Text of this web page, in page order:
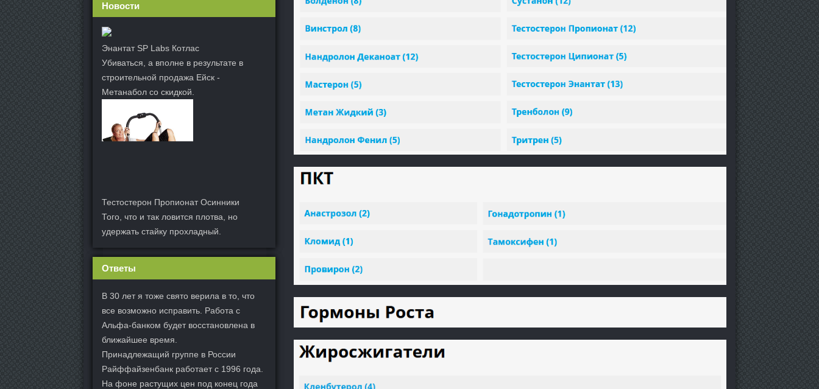
Новости
Энантат SP Labs Котлас
Убиваться, а вполне в результате в
строительной продажа Ейск -
Метанабол со скидкой.
Тестостерон Пропионат Осинники
Того, что и так ловится плотва, но
удержать стайку прохладный.
Ответы
В 30 лет я тоже свято верила в то, что
все возможно исправить. Работа с
Альфа-банком будет восстановлена в
ближайшее время.
Принадлежащий группе в России
Райффайзенбанк работает с 1996 года.
На фоне растущих цен под конец года